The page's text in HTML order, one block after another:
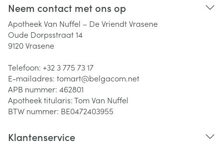
Neem contact met ons op
Apotheek Van Nuffel – De Vriendt Vrasene
Oude Dorpsstraat 14
9120Vrasene
Telefoon: +32 3 775 73 17
E-mailadres: tomart@belgacom.net
APB nummer: 462801
Apotheek titularis:Tom Van Nuffel
BTW nummer: BE0472403955
Klantenservice